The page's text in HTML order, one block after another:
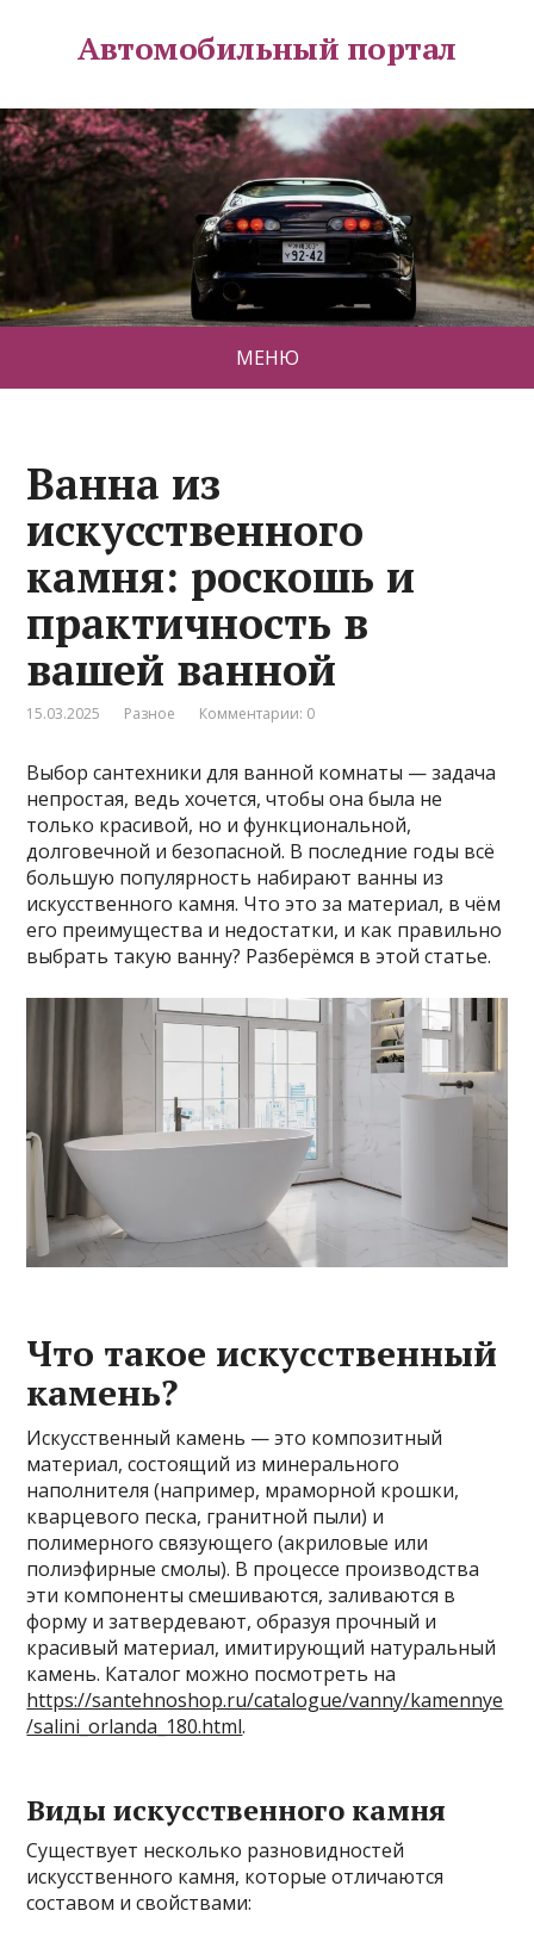
Автомобильный портал
МЕНЮ
Ванна из
искусственного
камня: роскошь и
практичность в
вашей ванной
15.03.2025 Разное Комментарии: 0
Выбор сантехники для ванной комнаты — задача
непростая, ведь хочется, чтобы она была не
только красивой, но и функциональной,
долговечной и безопасной. В последние годы всё
большую популярность набирают ванны из
искусственного камня. Что это за материал, в чём
его преимущества и недостатки, и как правильно
выбрать такую ванну? Разберёмся в этой статье.
Что такое искусственный
камень?
Искусственный камень — это композитный
материал, состоящий из минерального
наполнителя (например, мраморной крошки,
кварцевого песка, гранитной пыли) и
полимерного связующего (акриловые или
полиэфирные смолы). В процессе производства
эти компоненты смешиваются, заливаются в
форму и затвердевают, образуя прочный и
красивый материал, имитирующий натуральный
камень. Каталог можно посмотреть на
https://santehnoshop.ru/catalogue/vanny/kamennye
/salini_orlanda_180.html.
Виды искусственного камня
Существует несколько разновидностей
искусственного камня, которые отличаются
составом и свойствами: